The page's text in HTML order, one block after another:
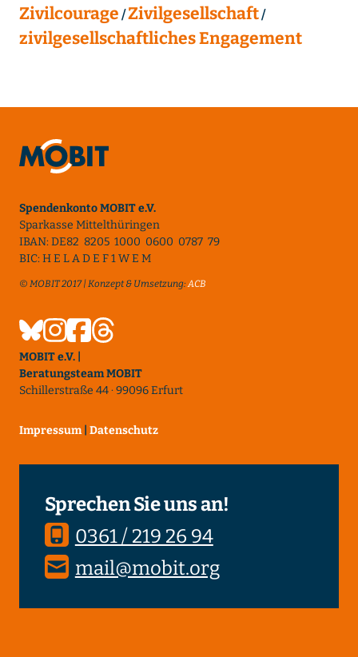
Zivilcourage Zivilgesellschaft
zivilgesellschaftliches Engagement
Spendenkonto MOBIT e.V.
Sparkasse Mittelthüringen
IBAN: DE82 8205 1000 0600 0787 79
BIC: H E L A D E F 1 W E M
© MOBIT 2017 | Konzept & Umsetzung:ACB
MOBIT e.V. |
Beratungsteam MOBIT
Schillerstraße 44 · 99096 Erfurt
Impressum Datenschutz
Sprechen Sie uns an!
0361 / 219 26 94
mail@mobit.org